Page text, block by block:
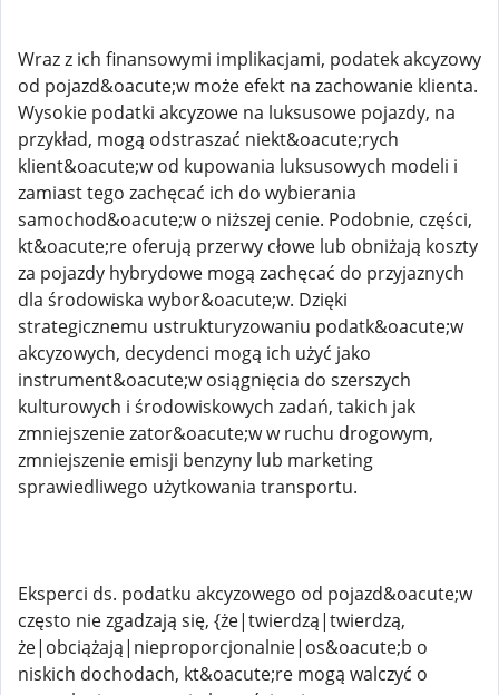
Wraz z ich finansowymi implikacjami, podatek akcyzowy
od pojazd&oacute;w może efekt na zachowanie klienta.
Wysokie podatki akcyzowe na luksusowe pojazdy, na
przykład, mogą odstraszać niekt&oacute;rych
klient&oacute;w od kupowania luksusowych modeli i
zamiast tego zachęcać ich do wybierania
samochod&oacute;w o niższej cenie. Podobnie, części,
kt&oacute;re oferują przerwy cłowe lub obniżają koszty
za pojazdy hybrydowe mogą zachęcać do przyjaznych
dla środowiska wybor&oacute;w. Dzięki
strategicznemu ustrukturyzowaniu podatk&oacute;w
akcyzowych, decydenci mogą ich użyć jako
instrument&oacute;w osiągnięcia do szerszych
kulturowych i środowiskowych zadań, takich jak
zmniejszenie zator&oacute;w w ruchu drogowym,
zmniejszenie emisji benzyny lub marketing
sprawiedliwego użytkowania transportu.
Eksperci ds. podatku akcyzowego od pojazd&oacute;w
często nie zgadzają się, {że|twierdzą|twierdzą,
że|obciążają|nieproporcjonalnie|os&oacute;b o
niskich dochodach, kt&oacute;re mogą walczyć o